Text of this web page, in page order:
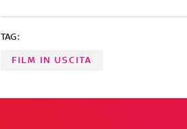
TAG:
FILM IN USCITA